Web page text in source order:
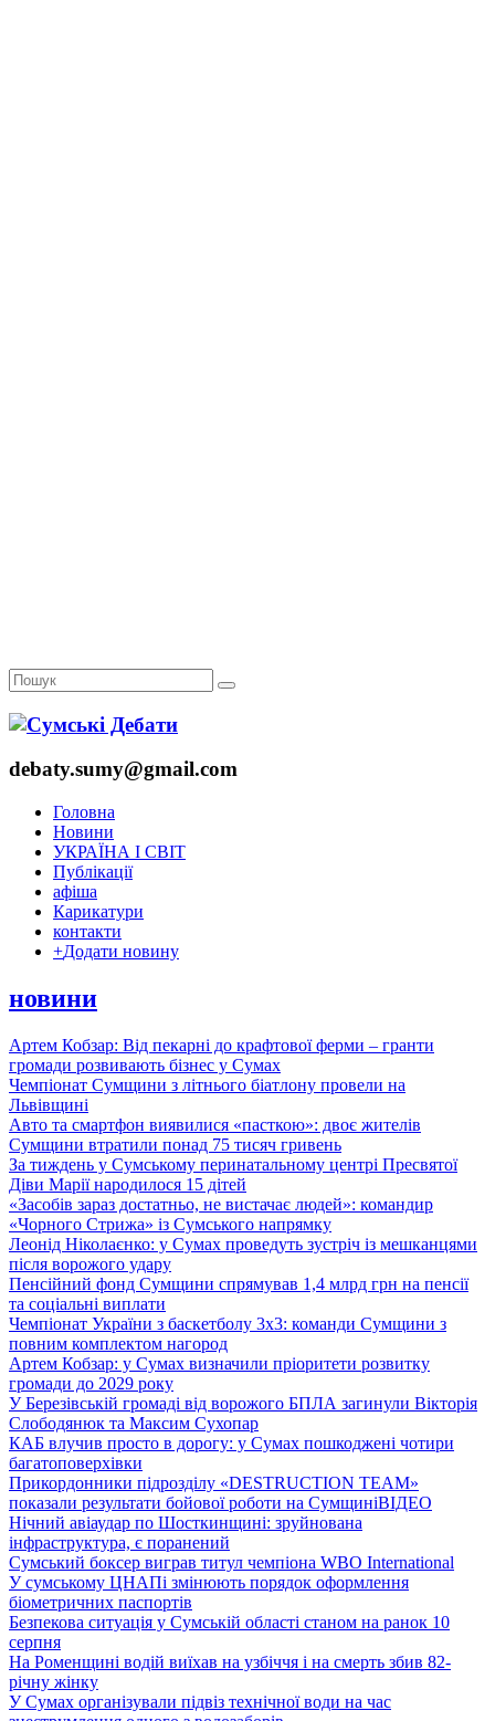
debaty.sumy@gmail.com
Головна
Новини
УКРАЇНА І СВІТ
Публікації
афіша
Карикатури
контакти
+Додати новину
новини
Артем Кобзар: Від пекарні до крафтової ферми – гранти
громади розвивають бізнес у Сумах
Чемпіонат Сумщини з літнього біатлону провели на
Львівщині
Авто та смартфон виявилися «пасткою»: двоє жителів
Сумщини втратили понад 75 тисяч гривень
За тиждень у Сумському перинатальному центрі Пресвятої
Діви Марії народилося 15 дітей
«Засобів зараз достатньо, не вистачає людей»: командир
«Чорного Стрижа» із Сумського напрямку
Леонід Ніколаєнко: у Сумах проведуть зустріч із мешканцями
після ворожого удару
Пенсійний фонд Сумщини спрямував 1,4 млрд грн на пенсії
та соціальні виплати
Чемпіонат України з баскетболу 3х3: команди Сумщини з
повним комплектом нагород
Артем Кобзар: у Сумах визначили пріоритети розвитку
громади до 2029 року
У Березівській громаді від ворожого БПЛА загинули Вікторія
Слободянюк та Максим Сухопар
КАБ влучив просто в дорогу: у Сумах пошкоджені чотири
багатоповерхівки
Прикордонники підрозділу «DESTRUCTION TEAM»
показали результати бойової роботи на СумщиніВІДЕО
Нічний авіаудар по Шосткинщині: зруйнована
інфраструктура, є поранений
Сумський боксер виграв титул чемпіона WBO International
У сумському ЦНАПі змінюють порядок оформлення
біометричних паспортів
Безпекова ситуація у Сумській області станом на ранок 10
серпня
На Роменщині водій виїхав на узбіччя і на смерть збив 82-
річну жінку
У Сумах організували підвіз технічної води на час